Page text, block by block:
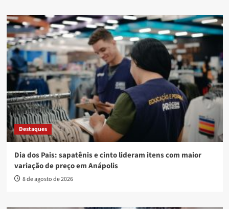
Destaques
Dia dos Pais: sapatênis e cinto lideram itens com maior
variação de preço em Anápolis
8 de agosto de 2026